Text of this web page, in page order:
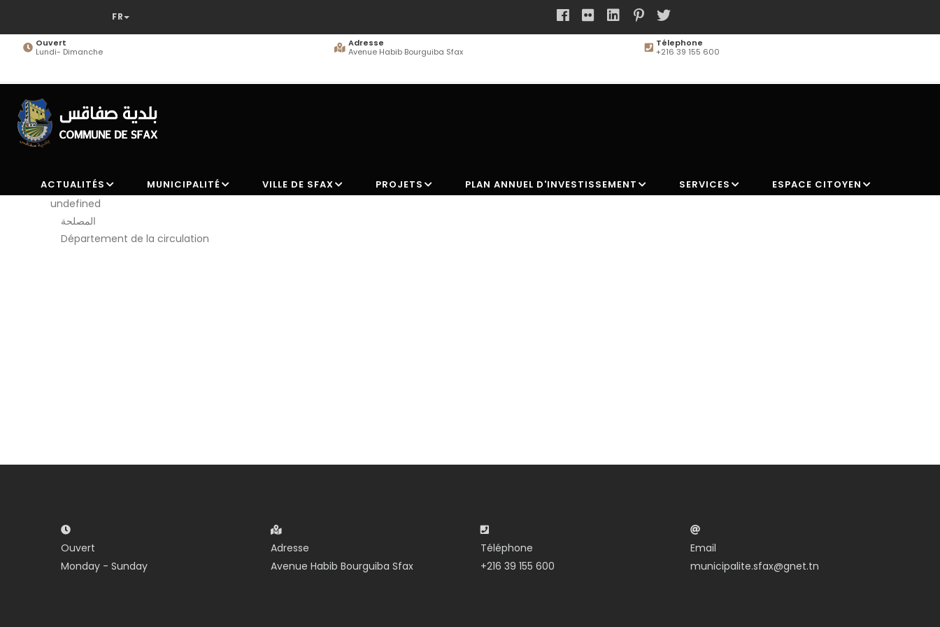
contenuOuvert
Lundi- Dimanche
Adresse
Avenue Habib Bourguiba Sfax
Télephone
+216 39 155 600
NAVIGATION
ACTUALITÉS MUNICIPALITÉ VILLE DE SFAX PROJETS PLAN ANNUEL D'INVESTISSEMENT SERVICES ESPACE CITOYEN
undefined
المصلحة
Département de la circulation
Ouvert
Monday - Sunday
Adresse
Avenue Habib Bourguiba Sfax
Téléphone
+216 39 155 600
Email
municipalite.sfax@gnet.tn